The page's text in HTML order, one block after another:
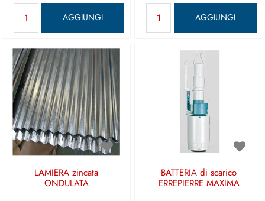
AGGIUNGI AGGIUNGI
LAMIERA zincata
ONDULATA
BATTERIA di scarico
ERREPIERRE MAXIMA